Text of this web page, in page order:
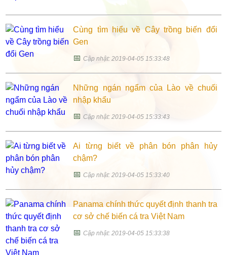
Cùng tìm hiểu về Cây trồng biến đổi
Gen
📅Cập nhật: 2019-04-05 15:33:48
Những ngán ngẩm của Lào về chuối
nhập khẩu
📅Cập nhật: 2019-04-05 15:33:43
Ai từng biết về phân bón phân hủy
chậm?
📅Cập nhật: 2019-04-05 15:33:40
Panama chính thức quyết định thanh tra
cơ sở chế biến cá tra Việt Nam
📅Cập nhật: 2019-04-05 15:33:38